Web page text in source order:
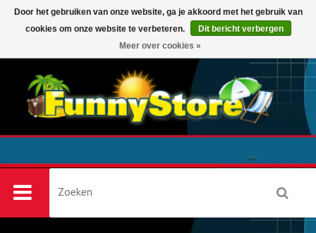
0
Door het gebruiken van onze website, ga je akkoord met het gebruik van
cookies om onze website te verbeteren.
Dit bericht verbergen
Meer over cookies »